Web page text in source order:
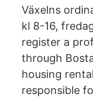
Växelns
kl 8-16,
register a
through
housing
responsible